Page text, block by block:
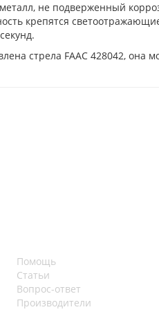
не подверженный
крепятся
стрела FAAC 428042, она
Помощь
Статьи
Вопрос-ответ
Производители